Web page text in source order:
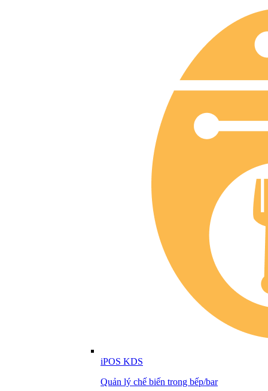
iPOS KDS
Quản lý chế biến trong bếp/bar